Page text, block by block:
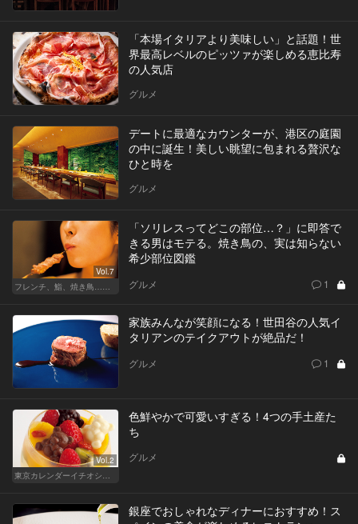
「本場イタリアより美味しい」と話題！世
界最高レベルのピッツァが楽しめる恵比寿
の人気店
グルメ
デートに最適なカウンターが、港区の庭園
の中に誕生！美しい眺望に包まれる贅沢な
ひと時を
グルメ
Vol.7
フレンチ、鮨、焼き鳥…グルメなら知っておきたい知識
「ソリレスってどこの部位…？」に即答で
きる男はモテる。焼き鳥の、実は知らない
希少部位図鑑
グルメ 1
家族みんなが笑顔になる！世田谷の人気イ
タリアンのテイクアウトが絶品だ！
グルメ 1
Vol.2
色鮮やかで可愛いすぎる！4つの手土産た
ち
グルメ
銀座でおしゃれなディナーにおすすめ！ス